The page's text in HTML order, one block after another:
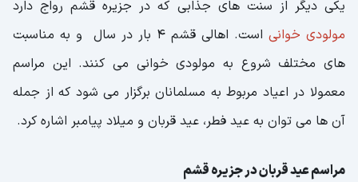
یکی دیگر از سنت های جذابی که در جزیره قشم رواج دارد
مولودی خوانی
است. اهالی قشم 4 بار در سال و به مناسبت
های مختلف شروع به مولودی خوانی می کنند. این مراسم
معمولا در اعیاد مربوط به مسلمانان برگزار می شود که از جمله
آن ها می توان به عید فطر، عید قربان و میلاد پیامبر اشاره کرد.
مراسم عید قربان در جزیره قشم